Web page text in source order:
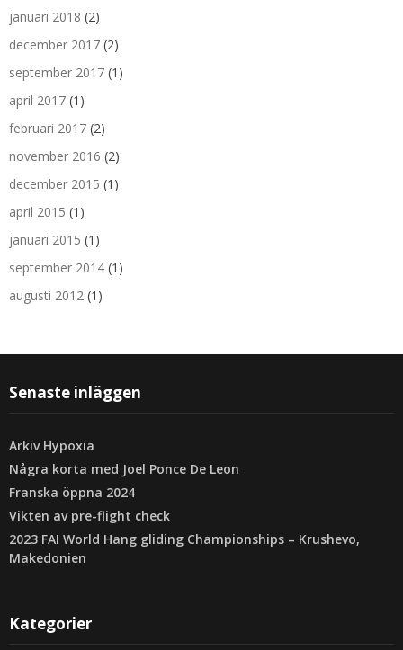
januari 2018 (2)
december 2017 (2)
september 2017 (1)
april 2017 (1)
februari 2017 (2)
november 2016 (2)
december 2015 (1)
april 2015 (1)
januari 2015 (1)
september 2014 (1)
augusti 2012 (1)
Senaste inläggen
Arkiv Hypoxia
Några korta med Joel Ponce De Leon
Franska öppna 2024
Vikten av pre-flight check
2023 FAI World Hang gliding Championships – Krushevo,
Makedonien
Kategorier